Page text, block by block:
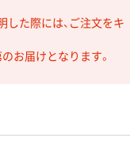
た際には、ご注文をキ
お届けとなります。